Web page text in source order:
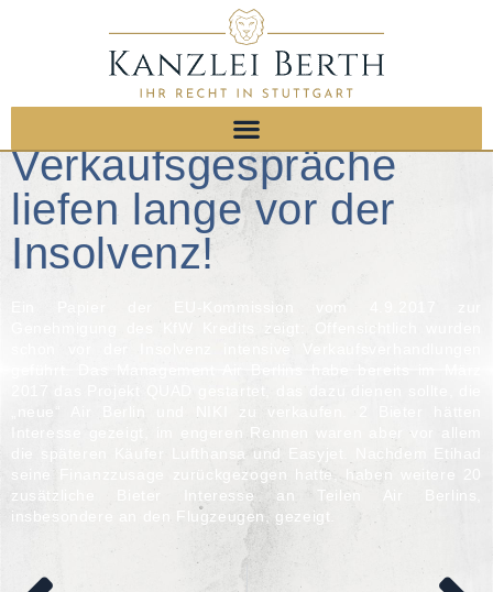
Verkaufsgespräche
liefen lange vor der
Insolvenz!
Ein Papier der EU-Kommission vom 4.9.2017 zur
Genehmigung des KfW Kredits zeigt: Offensichtlich wurden
„neue“ Air Berlin und NIKI zu verkaufen. 2 Bieter hätten
Interesse gezeigt, im engeren Rennen waren aber vor allem
die späteren Käufer Lufthansa und Easyjet. Nachdem Etihad
seine Finanzzusage zurückgezogen hatte, haben weitere 20
zusätzliche Bieter Interesse an Teilen Air Berlins,
insbesondere an den Flugzeugen, gezeigt.